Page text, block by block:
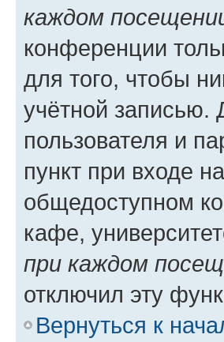
каждом
конференции
для того, чтобы
учётной записью.
пользователя и
пункт при входе
общедоступном
кафе,
при каждом
отключил эту
Вернуться к